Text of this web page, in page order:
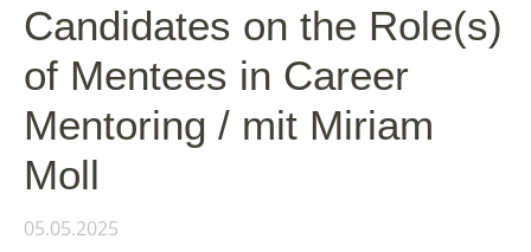
Candidates on the Role(s)
of Mentees in Career
Mentoring / mit Miriam
Moll
05.05.2025